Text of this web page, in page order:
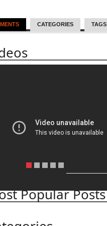
CATEGORIES TAGS
Popular Posts